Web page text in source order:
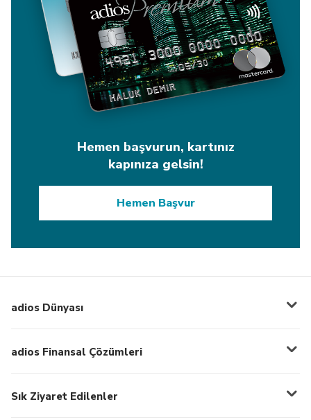
Hemen başvurun, kartınız
kapınıza gelsin!
Hemen Başvur
adios Dünyası
adios Finansal Çözümleri
Sık Ziyaret Edilenler